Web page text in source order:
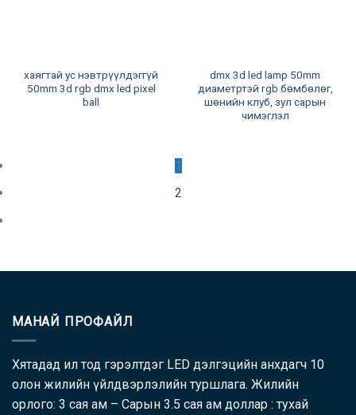
хаягтай ус нэвтрүүлдэггүй
50mm 3d rgb dmx led pixel
ball
dmx 3d led lamp 50mm
диаметртэй rgb бөмбөлөг,
шөнийн клуб, зул сарын
чимэглэл
1
2
МАНАЙ ПРОФАЙЛ
Хятадад ил тод гэрэлтдэг LED дэлгэцийн анхдагч 10
олон жилийн үйлдвэрлэлийн туршлага. Жилийн
орлого: 3 сая ам – Сарын 3.5 сая ам доллар : тухай